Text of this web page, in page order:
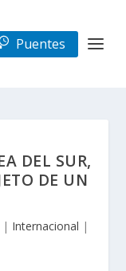
Puentes
DEL SUR,
DE UN
Internacional |